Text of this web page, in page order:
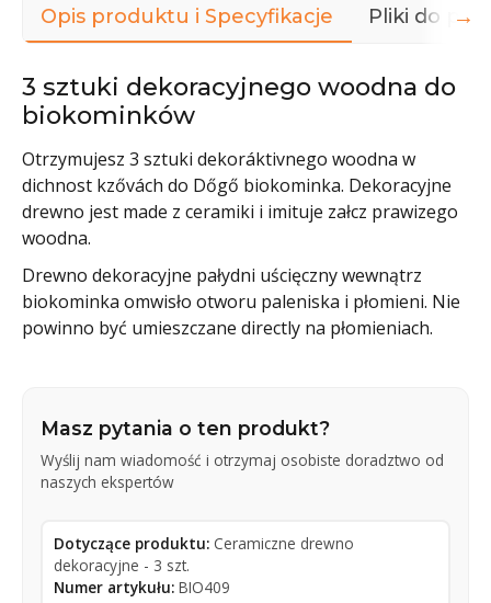
Opis produktu i Specyfikacje Pliki do
3 sztuki dekoracyjnego woodna do
biokominków
Otrzymujesz 3 sztuki dekoráktivnego woodna w
dichnost kzővách do Dőgő biokominka. Dekoracyjne
drewno jest made z ceramiki i imituje załcz prawizego
woodna.
Drewno dekoracyjne pałydni uścięczny wewnątrz
biokominka omwisło otworu paleniska i płomieni. Nie
powinno być umieszczane directly na płomieniach.
Masz pytania o ten produkt?
Wyślij nam wiadomość i otrzymaj osobiste doradztwo od
naszych ekspertów
Dotyczące produktu: Ceramiczne drewno
dekoracyjne - 3 szt.
Numer artykułu: BIO409
→